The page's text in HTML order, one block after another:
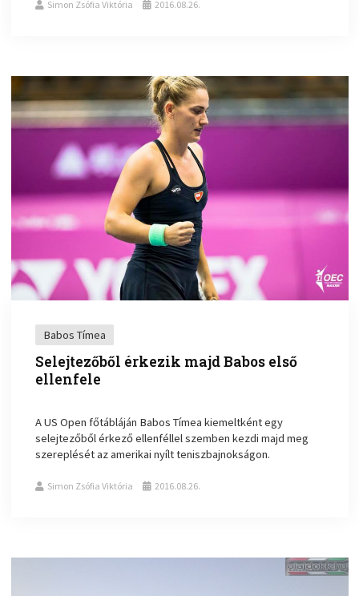
Simon Zsófia Viktória 2016.08.26.
Babos Tímea
Selejtezőből érkezik majd Babos első
ellenfele
A US Open főtábláján Babos Tímea kiemeltként egy
selejtezőből érkező ellenféllel szemben kezdi majd meg
szereplését az amerikai nyílt teniszbajnokságon.
Simon Zsófia Viktória 2016.08.26.